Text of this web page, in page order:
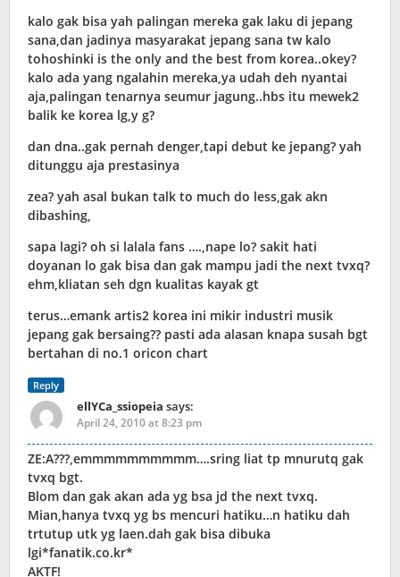
kalo gak bisa yah palingan mereka gak laku di jepang
sana,dan jadinya masyarakat jepang sana tw kalo
tohoshinki is the only and the best from korea..okey?
kalo ada yang ngalahin mereka,ya udah deh nyantai
aja,palingan tenarnya seumur jagung..hbs itu mewek2
balik ke korea lg,y g?
dan dna..gak pernah denger,tapi debut ke jepang? yah
ditunggu aja prestasinya
zea? yah asal bukan talk to much do less,gak akn
dibashing,
sapa lagi? oh si lalala fans ….,nape lo? sakit hati
doyanan lo gak bisa dan gak mampu jadi the next tvxq?
ehm,kliatan seh dgn kualitas kayak gt
terus…emank artis2 korea ini mikir industri musik
jepang gak bersaing?? pasti ada alasan knapa susah bgt
bertahan di no.1 oricon chart
Reply
ellYCa_ssiopeia says:
April 24, 2010 at 8:23 pm
ZE:A???,emmmmmmmmmm….sring liat tp mnurutq gak
tvxq bgt.
Blom dan gak akan ada yg bsa jd the next tvxq.
Mian,hanya tvxq yg bs mencuri hatiku…n hatiku dah
trtutup utk yg laen.dah gak bisa dibuka
lgi*fanatik.co.kr*
AKTF!